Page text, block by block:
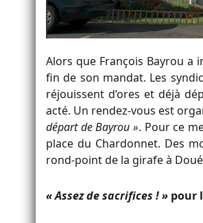
Alors que François Bayrou a
fin de son mandat. Les
réjouissent d’ores et déjà
acté. Un rendez-vous est
départ de Bayrou ». Pour ce
place du Chardonnet. Des
rond-point de la girafe à
« Assez de sacrifices ! » pour